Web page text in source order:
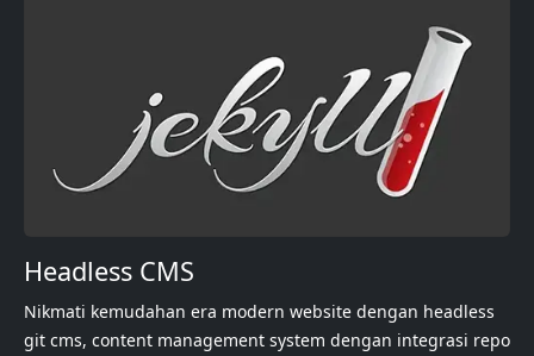
Headless CMS
Nikmati kemudahan era modern website dengan headless
git cms, content management system dengan integrasi repo